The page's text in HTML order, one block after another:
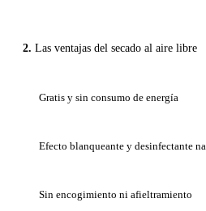
Las ventajas del secado al aire libre
Gratis y sin consumo de energía
Efecto blanqueante y desinfectante
Sin encogimiento ni afieltramiento